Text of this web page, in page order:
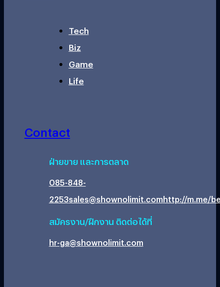
Tech
Biz
Game
Life
Contact
ฝ่ายขาย และการตลาด
085-848-
2253sales@shownolimit.comhttp://m.me/
สมัครงาน/ฝึกงาน ติดต่อได้ที่
hr-ga@shownolimit.com